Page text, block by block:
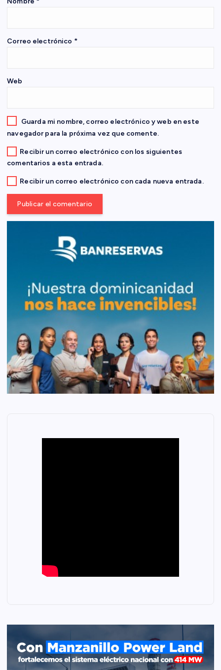
e
r
d
a
s
Correo electrónico *
Web
Guarda mi nombre, correo electrónico y web en este
navegador para la próxima vez que comente.
Recibir un correo electrónico con los siguientes
comentarios a esta entrada.
Recibir un correo electrónico con cada nueva entrada.